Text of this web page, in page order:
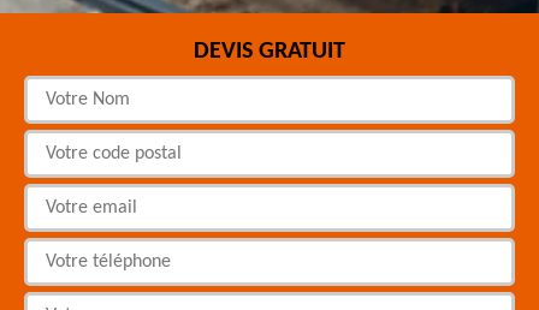
DEVIS GRATUIT